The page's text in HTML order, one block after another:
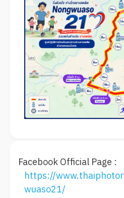
Facebook Official Page :
https://
wuaso21/